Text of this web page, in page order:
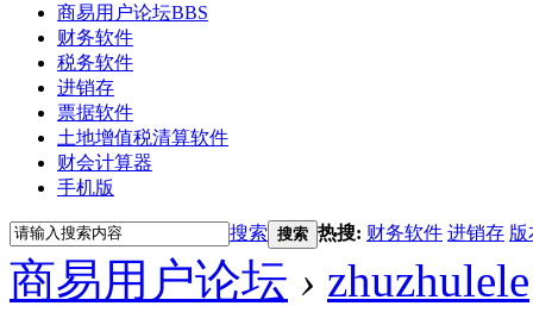
商易用户论坛BBS
财务软件
税务软件
进销存
票据软件
土地增值税清算软件
财会计算器
手机版
搜索 搜索 热搜: 财务软件 进销存 版
商易用户论坛 › zhuzhulele